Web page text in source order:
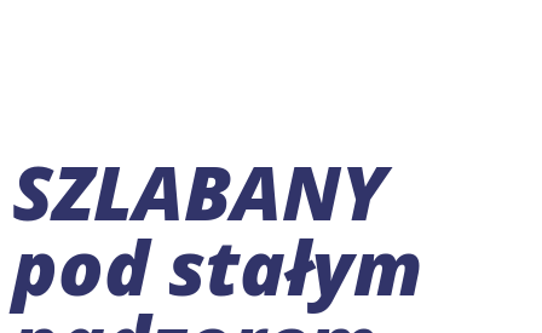
SZLABANY
pod stałym